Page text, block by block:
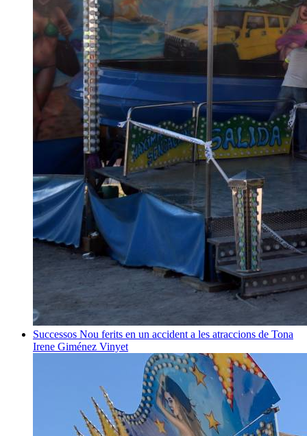
Successos Nou ferits en un accident a les atraccions de Tona
Irene Giménez Vinyet